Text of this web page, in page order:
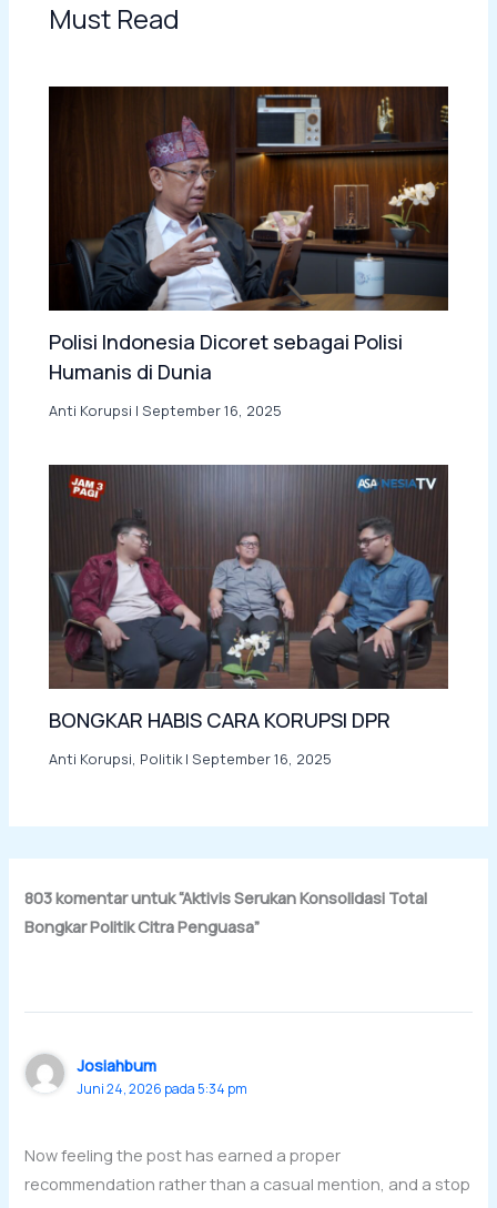
Must Read
Polisi Indonesia Dicoret sebagai Polisi
Humanis di Dunia
Anti Korupsi |September 16, 2025
BONGKAR HABIS CARA KORUPSI DPR
Anti Korupsi, Politik|September 16, 2025
803 komentar untuk “Aktivis Serukan Konsolidasi Total
Bongkar Politik Citra Penguasa”
Josiahbum
Juni 24, 2026 pada 5:34 pm
Now feeling the post has earned a proper
recommendation rather than a casual mention, and a stop